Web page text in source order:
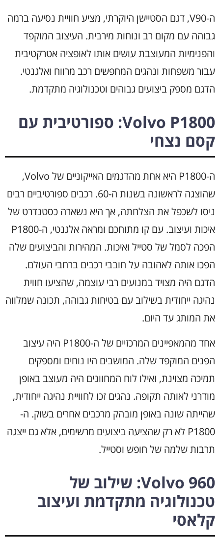
ה-V90, דגם הסטיישן היוקרתי, מציע חוויית נסיעה ברמה
גבוהה עם מקום רב ונוחות מירבית. העיצוב המוקפד
והפנימיות המעוצבת עושים אותו לאופציה אטרקטיבית
עבור משפחות ונהגים המחפשים רכב מרווח ואלגנטי.
הדגם מספק ביצועים גבוהים וטכנולוגיה מתקדמת.
Volvo P1800: ספורטיבית עם
קסם נצחי
ה-P1800 היא אחת מהדגמים האייקוניים של Volvo,
שהוצגה לראשונה בשנות ה-60. רכבים ספורטיביים רבים
ניסו לשכפל את הצלחתה, אך היא נשארה כסטנדרט של
איכות ועיצוב. עם קו מתוחכם ומראה אלגנטי, ה-P1800
הפכה לסמל של סטייל ואיכות. המהירות והביצועים שלה
הפכו אותה לאהובה על חובבי רכבים ברחבי העולם.
הדגם היה מצויד במנועים רבי עוצמה, שהציעו חווית
נהיגה ייחודית בשילוב עם בטיחות גבוהה, תכונה שמלווה
את המותג עד היום.
אחד מהמאפיינים המרכזיים של ה-P1800 היה עיצוב
הפנים המוקפד שלה. המושבים היו נוחים ומספקים
תמיכה מצוינת, ואילו לוח המחוונים היה מעוצב באופן
מודרני לאותה תקופה. נהגים זכו לחוויית נהיגה ייחודית,
שהייתה שונה באופן מובהק מרכבים אחרים בשוק. ה-
P1800 לא רק שהציעה ביצועים מרשימים, אלא גם ייצגה
תרבות שלמה של חופש וסטייל.
Volvo 960: שילוב של
טכנולוגיה מתקדמת ועיצוב
קלאסי